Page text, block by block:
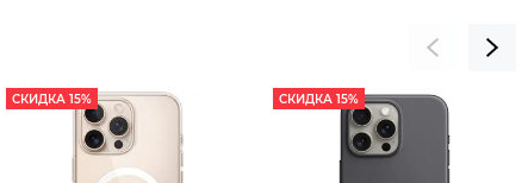
СКИДКА 15% СКИДКА 15%